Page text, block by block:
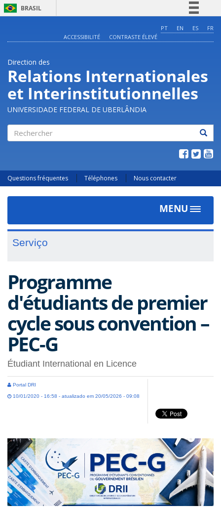
BRASIL
Comunica BR
Acesso à informação
Legislação
Canais
PT EN ES
FR
ACCESSIBILITÉ
CONTRASTE ÉLEVÉ
Direction des
Relations Internationales
et Interinstitutionnelles
UNIVERSIDADE FEDERAL DE UBERLÂNDIA
Questions fréquentes Téléphones Nous contacter
MENU
Toggle
Serviço
Programme
d'étudiants de premier
cycle sous convention –
PEC-G
Étudiant International en Licence
Portal DRI
10/01/2020 - 16:58 - atualizado em 20/05/2026 - 09:08